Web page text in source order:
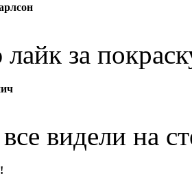
за
видели на